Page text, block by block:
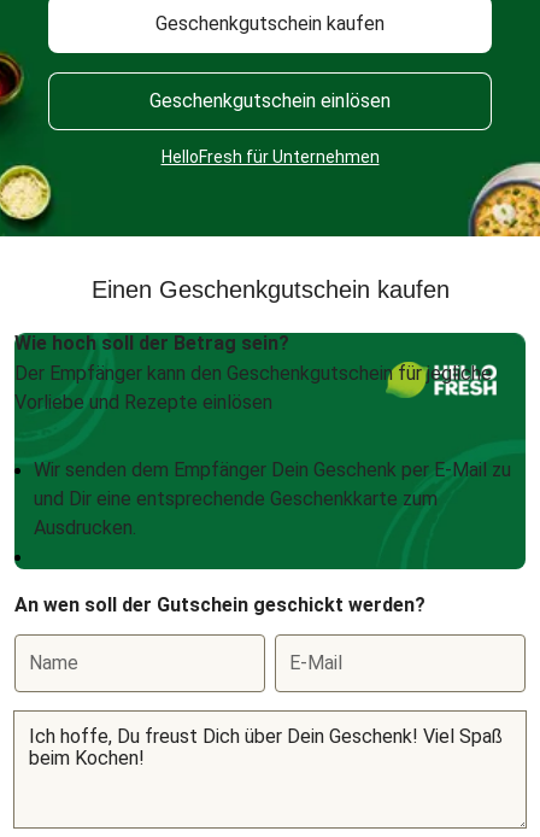
Geschenkgutschein kaufen
Geschenkgutschein einlösen
HelloFresh für Unternehmen
Einen Geschenkgutschein kaufen
Wie hoch soll der Betrag sein?
Der Empfänger kann den Geschenkgutschein für jegliche
Vorliebe und Rezepte einlösen
Wir senden dem Empfänger Dein Geschenk per E-Mail zu
und Dir eine entsprechende Geschenkkarte zum
Ausdrucken.
An wen soll der Gutschein geschickt werden?
Name E-Mail